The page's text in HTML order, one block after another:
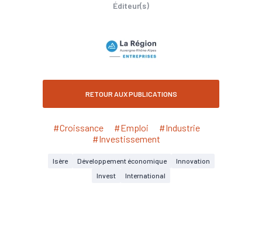
Éditeur(s)
RETOUR AUX PUBLICATIONS
#Croissance #Emploi
#Industrie
#Investissement
Isère Développement économique
Innovation
Invest
International